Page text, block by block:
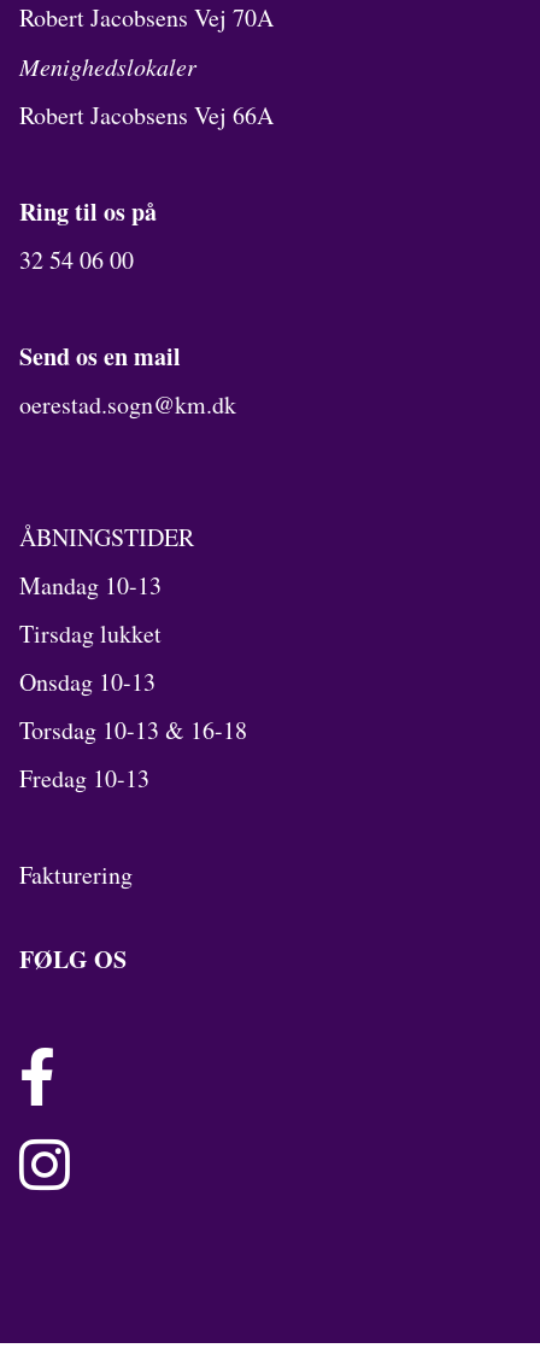
Robert Jacobsens Vej 70A
Menighedslokaler
Robert Jacobsens Vej 66A
Ring til os på
32 54 06 00
Send os en mail
oerestad.sogn@km.dk
ÅBNINGSTIDER
Mandag 10-13
Tirsdag lukket
Onsdag 10-13
Torsdag 10-13 & 16-18
Fredag 10-13
Fakturering
FØLG OS

